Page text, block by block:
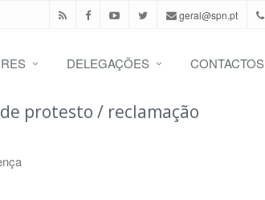
geral@spn.pt
DELEGAÇÕES CONTACTOS
protesto / reclamação